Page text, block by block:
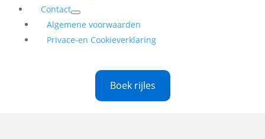
Contact
Algemene voorwaarden
Privace-en Cookieverklaring
Boek rijles